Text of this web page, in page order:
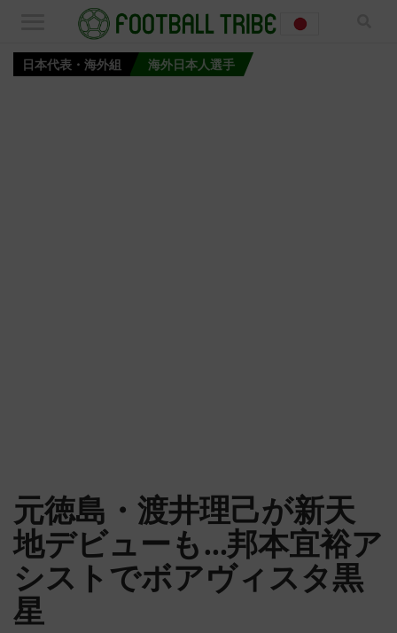
日本代表・海外組 海外日本人選手
元徳島・渡井理己が新天
地デビューも…邦本宜裕ア
シストでボアヴィスタ黒
星